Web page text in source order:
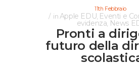
11th Febbraio
inApple EDU Eventi e
evidenza News
Pronti a
futuro della